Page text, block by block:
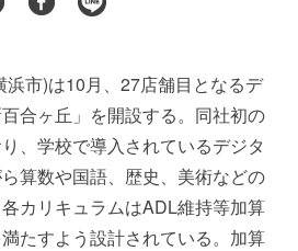
浜市)は10月、27店舗目となるデ
合ヶ丘」を開設する。同社初の
、学校で導入されているデジタ
算数や国語、歴史、美術などの
カリキュラムはADL維持等加算
たすよう設計されている。加算